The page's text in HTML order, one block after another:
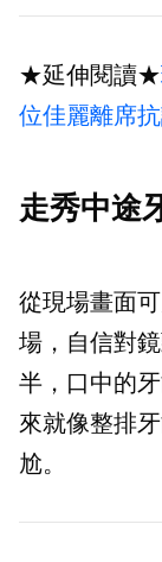
★延伸閱讀★
位佳麗離席
走秀中途
從現場畫面
場，自信對
半，口中的
來就像整排
尬。